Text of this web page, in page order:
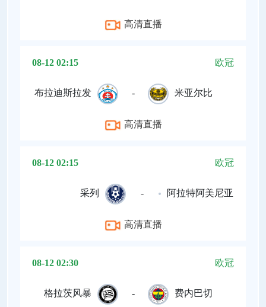
高清直播
08-12 02:15 欧冠
布拉迪斯拉发 - 米亚尔比
高清直播
08-12 02:15 欧冠
采列 - 阿拉特阿美尼亚
高清直播
08-12 02:30 欧冠
格拉茨风暴 - 费内巴切